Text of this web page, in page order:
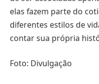
elas fazem parte do
diferentes estilos de
contar sua própria
Foto: Divulgação